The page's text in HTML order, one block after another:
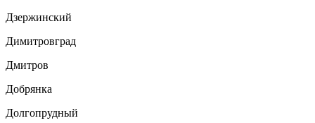
Дзержинский
Димитровград
Дмитров
Добрянка
Долгопрудный